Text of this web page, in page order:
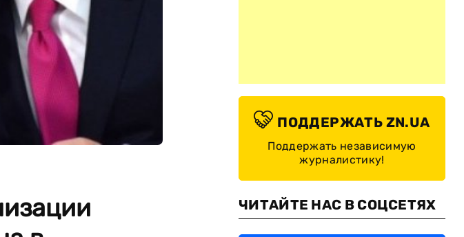
ПОДДЕРЖАТЬ ZN.UA
Поддержать независимую
журналистику!
ЧИТАЙТЕ НАС В СОЦСЕТЯХ